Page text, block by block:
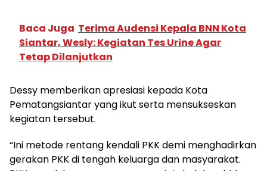
Baca Juga Terima Audensi Kepala BNN Kota
Siantar, Wesly: Kegiatan Tes Urine Agar
Tetap Dilanjutkan
Dessy memberikan apresiasi kepada Kota
Pematangsiantar yang ikut serta mensukseskan
kegiatan tersebut.
“Ini metode rentang kendali PKK demi menghadirkan
gerakan PKK di tengah keluarga dan masyarakat.